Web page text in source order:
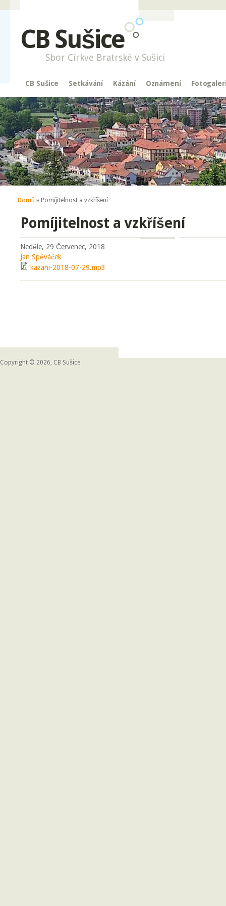
CB Sušice
Sbor Církve Bratrské v Sušici
CB Sušice Setkávání Kázání Oznámení
Jste zde
Domů » Pomíjitelnost a vzkříšení
Pomíjitelnost a vzkříšení
Neděle, 29 Červenec, 2018
Jan Spěváček
kazani-2018-07-29.mp3
Copyright © 2026, CB Sušice.